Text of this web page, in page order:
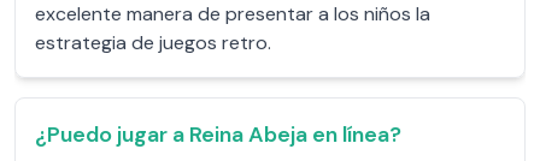
excelente manera de presentar a los niños la
estrategia de juegos retro.
¿Puedo jugar a Reina Abeja en línea?